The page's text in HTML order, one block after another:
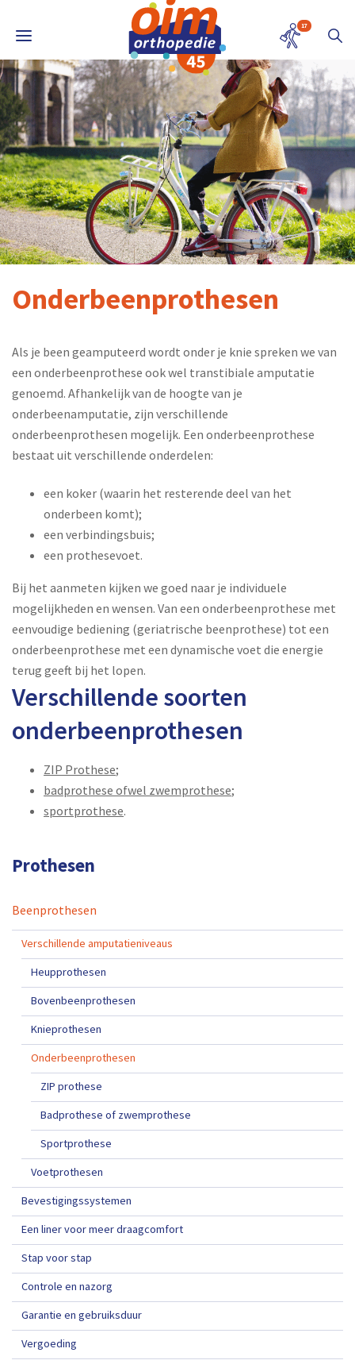
17
Onderbeenprothesen
Als je been geamputeerd wordt onder je knie spreken we van
een onderbeenprothese ook wel transtibiale amputatie
genoemd. Afhankelijk van de hoogte van je
onderbeenamputatie, zijn verschillende
onderbeenprothesen mogelijk. Een onderbeenprothese
bestaat uit verschillende onderdelen:
een koker (waarin het resterende deel van het
onderbeen komt);
een verbindingsbuis;
een prothesevoet.
Bij het aanmeten kijken we goed naar je individuele
mogelijkheden en wensen. Van een onderbeenprothese met
eenvoudige bediening (geriatrische beenprothese) tot een
onderbeenprothese met een dynamische voet die energie
terug geeft bij het lopen.
Verschillende soorten
onderbeenprothesen
ZIP Prothese;
badprothese ofwel zwemprothese;
sportprothese.
Prothesen
Beenprothesen
Verschillende amputatieniveaus
Heupprothesen
Bovenbeenprothesen
Knieprothesen
Onderbeenprothesen
ZIP prothese
Badprothese of zwemprothese
Sportprothese
Voetprothesen
Bevestigingssystemen
Een liner voor meer draagcomfort
Stap voor stap
Controle en nazorg
Garantie en gebruiksduur
Vergoeding